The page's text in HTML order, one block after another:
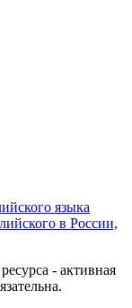
языка
в России,
- активная